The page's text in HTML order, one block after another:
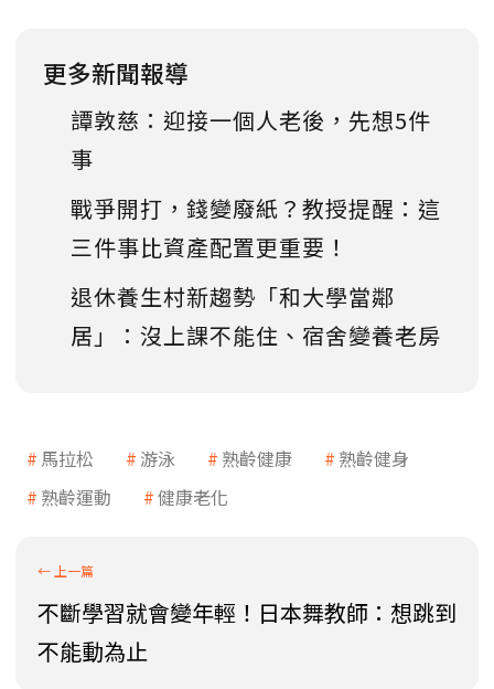
更多新聞報導
譚敦慈：迎接一個人老後，先想5件
事
戰爭開打，錢變廢紙？教授提醒：這
三件事比資產配置更重要！
退休養生村新趨勢「和大學當鄰
居」：沒上課不能住、宿舍變養老房
馬拉松 游泳 熟齡健康
熟齡健身
熟齡運動
健康老化
不斷學習就會變年輕！日本舞教師：想跳到
不能動為止